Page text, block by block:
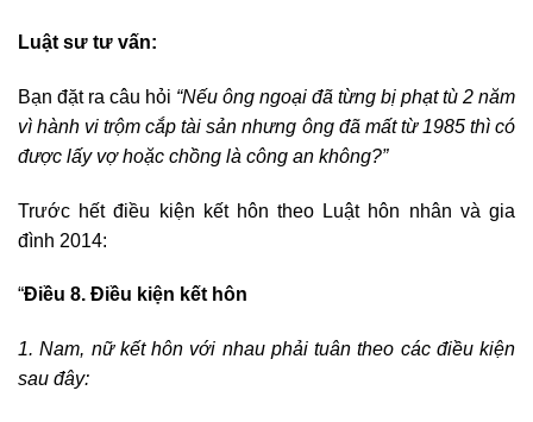
Luật sư tư vấn:
Bạn đặt ra câu hỏi “Nếu ông ngoại đã từng bị phạt tù 2 năm
vì hành vi trộm cắp tài sản nhưng ông đã mất từ 1985 thì có
được lấy vợ hoặc chồng là công an không?”
Trước hết điều kiện kết hôn theo Luật hôn nhân và gia
đình 2014:
“Điều 8. Điều kiện kết hôn
1. Nam, nữ kết hôn với nhau phải tuân theo các điều kiện
sau đây: